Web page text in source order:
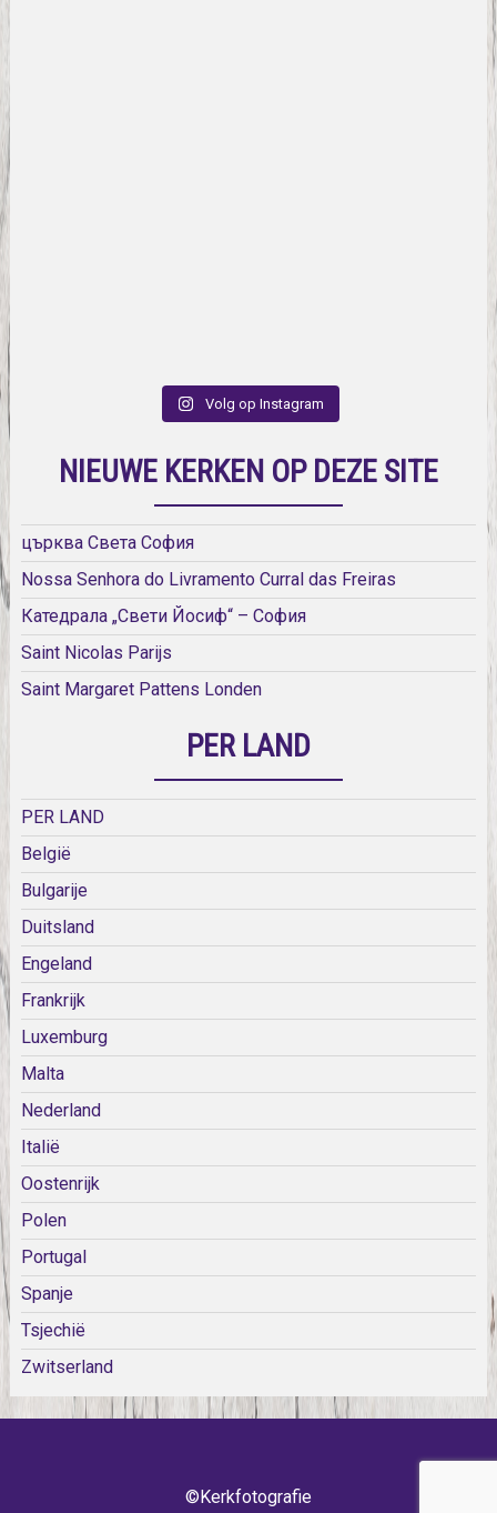
Volg op Instagram
NIEUWE KERKEN OP DEZE SITE
църква Света София
Nossa Senhora do Livramento Curral das Freiras
Катедрала „Свети Йосиф“ – София
Saint Nicolas Parijs
Saint Margaret Pattens Londen
PER LAND
PER LAND
België
Bulgarije
Duitsland
Engeland
Frankrijk
Luxemburg
Malta
Nederland
Italië
Oostenrijk
Polen
Portugal
Spanje
Tsjechië
Zwitserland
©Kerkfotografie